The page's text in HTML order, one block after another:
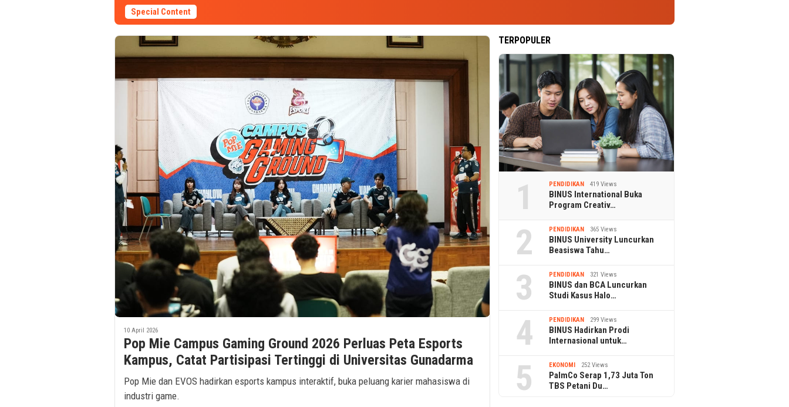
Special Content
10 April 2026
Pop Mie Campus Gaming Ground 2026 Perluas Peta Esports
Kampus, Catat Partisipasi Tertinggi di Universitas Gunadarma
Pop Mie dan EVOS hadirkan esports kampus interaktif, buka peluang karier mahasiswa di
industri game.
TERPOPULER
1 PENDIDIKAN 419 Views
BINUS International Buka
Program Creativ…
2 PENDIDIKAN 365 Views
BINUS University Luncurkan
Beasiswa Tahu…
3 PENDIDIKAN 321 Views
BINUS dan BCA Luncurkan
Studi Kasus Halo…
4 PENDIDIKAN 299 Views
BINUS Hadirkan Prodi
Internasional untuk…
5 EKONOMI 252 Views
PalmCo Serap 1,73 Juta Ton
TBS Petani Du…